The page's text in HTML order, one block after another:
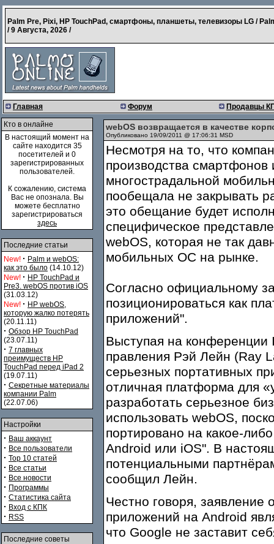
Palm Pre, Pixi, HP TouchPad, смартфоны, планшеты, телевизоры LG /
/9 Августа, 2026 /
Главная Форум Продавцы
Кто в онлайне
В настоящий момент на
сайте находится 35
посетителей и 0
зарегистрированных
пользователей.
К сожалению, система
Вас не опознала. Вы
можете бесплатно
зарегистрироваться
здесь
Последние статьи
New! · Palm и webOS:
как это было (14.10.12)
New! · HP TouchPad и
Pre3. webOS против iOS
(31.03.12)
New! · HP webOS,
которую жалко потерять
(20.11.11)
· Обзор HP TouchPad
(23.07.11)
· 7 главных
преимуществ HP
TouchPad перед iPad 2
(19.07.11)
· Секретные материалы
компании Palm
(22.07.06)
Настройки
· Ваш аккаунт
· Все пользователи
· Top 10 статей
· Все статьи
· Все новости
· Программы
· Статистика сайта
· Вход с КПК
· RSS
Последние советы
webOS возвращается в качестве
Опубликовано 19/09/2011 @ 17:06:31 MSD
Несмотря на то, что
производства
многострадальной
пообещала не закрывать
это обещание будет
специфическое
webOS, которая не так
мобильных ОС на рынке.
Согласно официальному
позиционироваться как
приложений".
Выступая на конференции
правления Рэй Лейн (Ray
серьезных портативных
отличная платформа для
разработать серьезное
использовать webOS,
портировано на какое-
Android или iOS". В
потенциальными
сообщил Лейн.
Честно говоря, заявление
приложений на Android
что Google не заставит